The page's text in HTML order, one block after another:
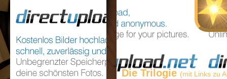
Die Trilogie (mit Links zu